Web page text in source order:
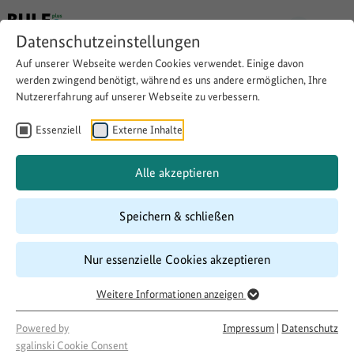
Datenschutzeinstellungen
Auf unserer Webseite werden Cookies verwendet. Einige davon
werden zwingend benötigt, während es uns andere ermöglichen, Ihre
Nutzererfahrung auf unserer Webseite zu verbessern.
Essenziell Externe Inhalte
Alle akzeptieren
Speichern & schließen
Nur essenzielle Cookies akzeptieren
Weitere Informationen anzeigen
Powered by
sgalinski Cookie Consent
Impressum | Datenschutz
Finanzierung von
Sprachmittlern
Download Copy link
03/2017–02/2018
500 LandInitiativen
Projektakteur